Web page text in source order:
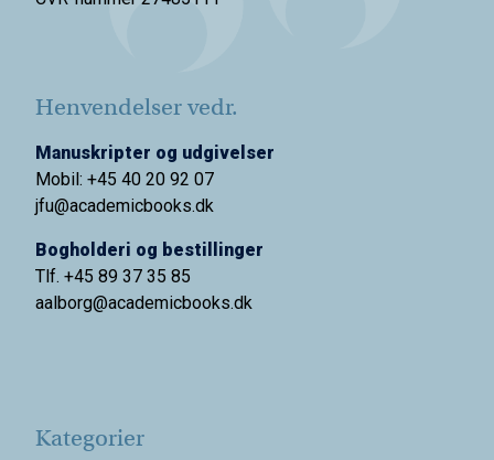
Henvendelser vedr.
Manuskripter og udgivelser
Mobil: +45 40 20 92 07
jfu@academicbooks.dk
Bogholderi og bestillinger
Tlf. +45 89 37 35 85
aalborg@academicbooks.dk
Kategorier